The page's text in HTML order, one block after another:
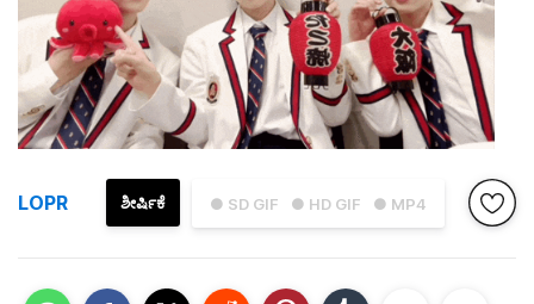
● SD GIF ● HD GIF ● MP4
ಶೀರ್ಷಿಕೆ
LOPR